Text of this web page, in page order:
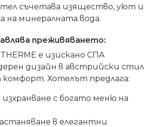
съчетава изящество, уют и
на минералната вода.
преживяването:
е изискано СПА
дизайн в австрийски стил
Хотелът предлага:
изхранване с богато меню на
в елегантни